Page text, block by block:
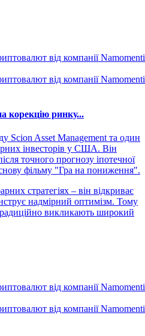
корекцію ринку...
Scion Asset Management та один
інвесторів у США. Він
точного прогнозу іпотечної
фільму "Гра на пониження".
стратегіях – він відкриває
надмірний оптимізм. Тому
викликають широкий